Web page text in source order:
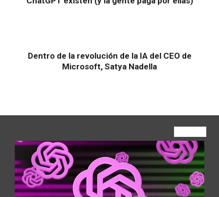
Dentro de la revolución de la IA del CEO de
Microsoft, Satya Nadella